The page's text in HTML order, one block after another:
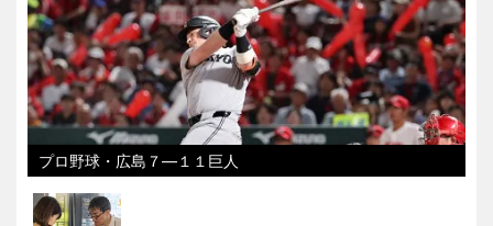
プロ野球・広島７―１１巨人